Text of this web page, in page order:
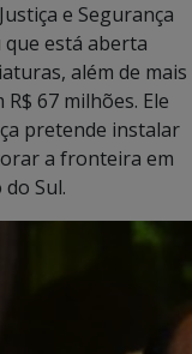
e Segurança
está aberta
além de mais
67 milhões. Ele
pretende instalar
a fronteira em
Sul.